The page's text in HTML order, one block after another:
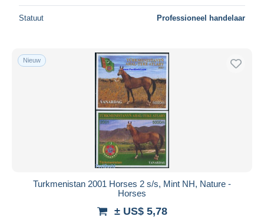
Statuut Professioneel handelaar
Nieuw
Turkmenistan 2001 Horses 2 s/s, Mint NH, Nature -
Horses
± US$ 5,78